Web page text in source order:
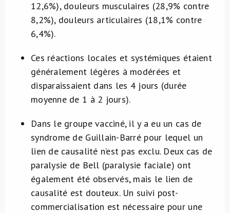
12,6%), douleurs musculaires (28,9% contre
8,2%), douleurs articulaires (18,1% contre
6,4%).
Ces réactions locales et systémiques étaient
généralement légères à modérées et
disparaissaient dans les 4 jours (durée
moyenne de 1 à 2 jours).
Dans le groupe vacciné, il y a eu un cas de
syndrome de Guillain-Barré pour lequel un
lien de causalité n’est pas exclu. Deux cas de
paralysie de Bell (paralysie faciale) ont
également été observés, mais le lien de
causalité est douteux. Un suivi post-
commercialisation est nécessaire pour une